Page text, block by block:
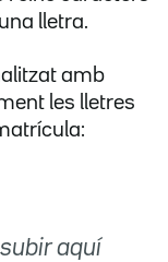
lletra.
amb
les lletres
aquí